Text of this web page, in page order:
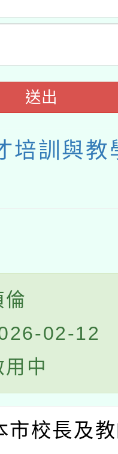
送出
培訓與教
倫
02-12
中
市校長及